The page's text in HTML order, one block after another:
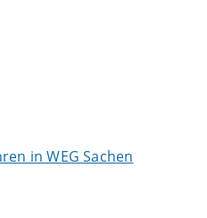
in WEG Sachen